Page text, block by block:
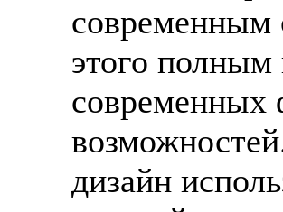
современным
этого
современных
дизайн